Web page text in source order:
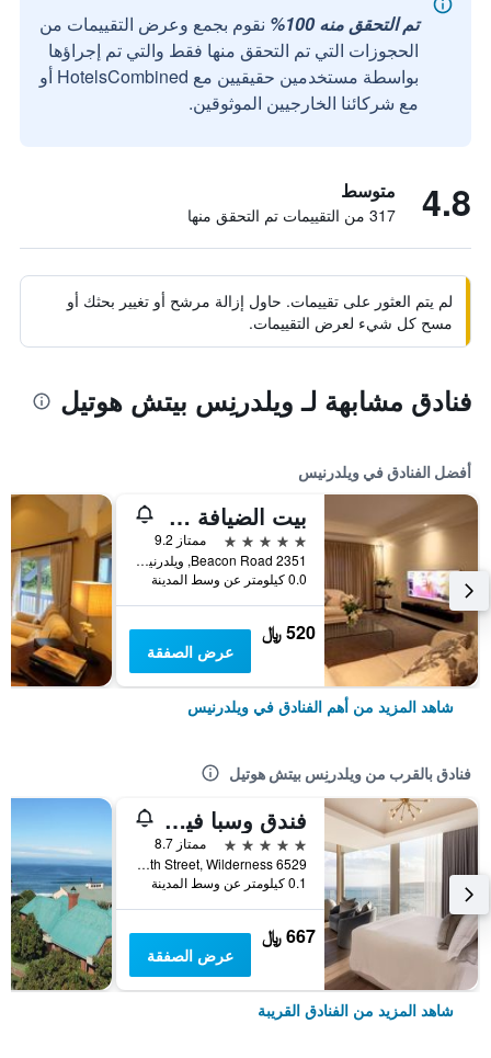
تم التحقق منه 100%
نقوم بجمع وعرض التقييمات من
الحجوزات التي تم التحقق منها فقط والتي تم إجراؤها
بواسطة مستخدمين حقيقيين مع HotelsCombined أو
مع شركائنا الخارجيين الموثوقين.
4.8 متوسط
317 من التقييمات تم التحقق منها
لم يتم العثور على تقييمات. حاول إزالة مرشح أو تغيير بحثك أو
مسح كل شيء لعرض التقييمات.
فنادق مشابهة لـ ويلدرنِس بيتش هوتيل
أفضل الفنادق في ويلدرنيس
بيت الضيافة سينامون بوتيك
5 نجوم
ممتاز 9.2
2351 Beacon Road, ويلدرنيس, محافظة كيب الغربية, جنوب أفريقيا
0.0 كيلومتر عن وسط المدينة
520 ﷼
عرض الصفقة
شاهد المزيد من أهم الفنادق في ويلدرنيس
فنادق بالقرب من ويلدرنِس بيتش هوتيل
فندق وسبا فيوز بوتيك
5 نجوم
ممتاز 8.7
South Street, Wilderness 6529, ويلدرنيس, محافظة كيب الغربية, جنوب أفريقيا
0.1 كيلومتر عن وسط المدينة
667 ﷼
عرض الصفقة
شاهد المزيد من الفنادق القريبة